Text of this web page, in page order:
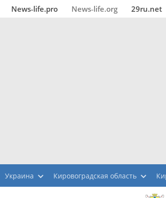
News‑life.pro News‑life.org 29ru.net
Украина Кировоградская область